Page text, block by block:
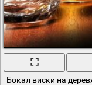
Бокал виски на